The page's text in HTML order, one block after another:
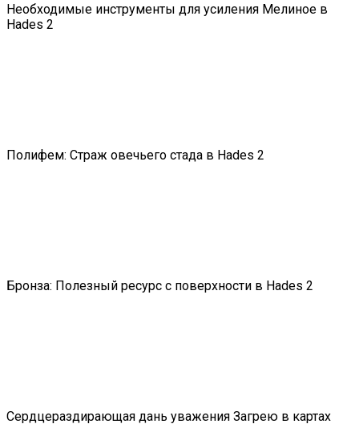
Необходимые инструменты для усиления Мелиное в
Hades 2
Полифем: Страж овечьего стада в Hades 2
Бронза: Полезный ресурс с поверхности в Hades 2
Сердцераздирающая дань уважения Загрею в картах